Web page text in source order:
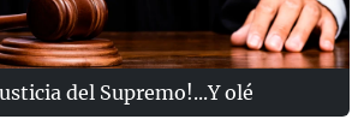
del Supremo!...Y olé